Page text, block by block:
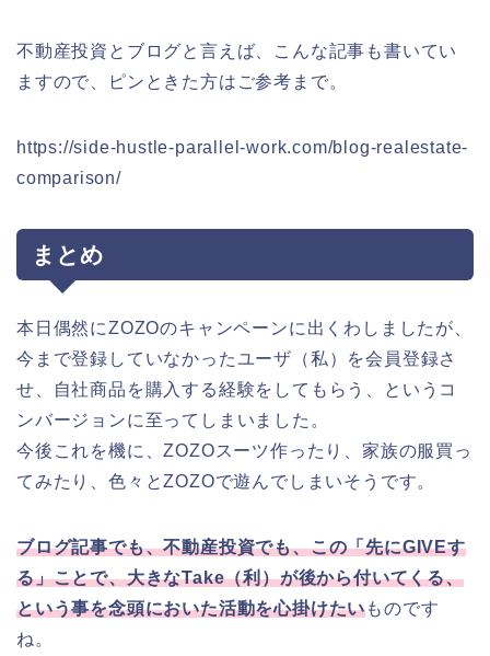
不動産投資とブログと言えば、こんな記事も書いてい
ますので、ピンときた方はご参考まで。
https://side-hustle-parallel-work.com/blog-realestate-
comparison/
まとめ
本日偶然にZOZOのキャンペーンに出くわしましたが、
今まで登録していなかったユーザ（私）を会員登録さ
せ、自社商品を購入する経験をしてもらう、というコ
ンバージョンに至ってしまいました。
今後これを機に、ZOZOスーツ作ったり、家族の服買っ
てみたり、色々とZOZOで遊んでしまいそうです。
ブログ記事でも、不動産投資でも、この「先にGIVEす
る」ことで、大きなTake（利）が後から付いてくる、
という事を念頭においた活動を心掛けたいものです
ね。